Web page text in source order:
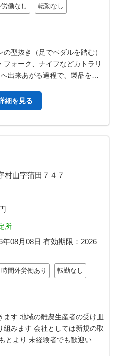
働なし 転勤なし
の型抜き（足でペダルを踏む）
ォーク、ナイフなどカトラリ
出来あがる過程で、製品を機
細を見る
村山字蒲田７４７
所
年08月08日 有効期限： 2026
時間外労働あり 転勤なし
す 地域の離農生産者の受け皿
組みます 会社としては新規の取
とより 未経験者でも歓迎いた